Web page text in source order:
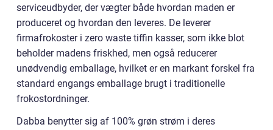
serviceudbyder, der vægter både hvordan maden er
produceret og hvordan den leveres. De leverer
firmafrokoster i zero waste tiffin kasser, som ikke blot
beholder madens friskhed, men også reducerer
unødvendig emballage, hvilket er en markant forskel fra
standard engangs emballage brugt i traditionelle
frokostordninger.
Dabba benytter sig af 100% grøn strøm i deres